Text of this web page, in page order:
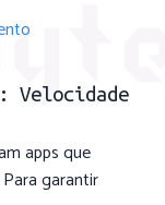
Velocidade
apps que
garantir